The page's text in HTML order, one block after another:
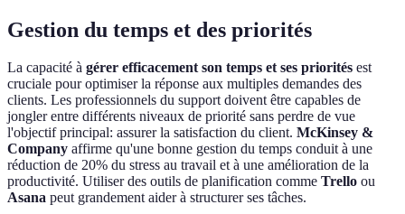
Gestion du temps et des priorités
La capacité à gérer efficacement son temps et ses priorités est
cruciale pour optimiser la réponse aux multiples demandes des
clients. Les professionnels du support doivent être capables de
jongler entre différents niveaux de priorité sans perdre de vue
l'objectif principal: assurer la satisfaction du client. McKinsey &
Company affirme qu'une bonne gestion du temps conduit à une
réduction de 20% du stress au travail et à une amélioration de la
productivité. Utiliser des outils de planification comme Trello ou
Asana peut grandement aider à structurer ses tâches.